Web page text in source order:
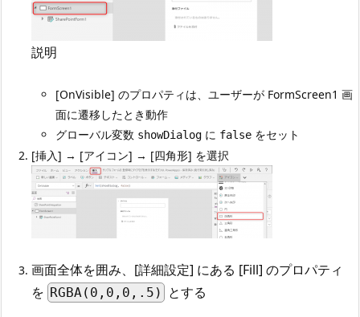
説明
[OnVisible] のプロパティは、ユーザーが FormScreen1 画
面に遷移したとき動作
グローバル変数 showDialog に false をセット
[挿入] → [アイコン] → [四角形] を選択
画面全体を囲み、[詳細設定] にある [Fill] のプロパティ
を RGBA(0,0,0,.5) とする